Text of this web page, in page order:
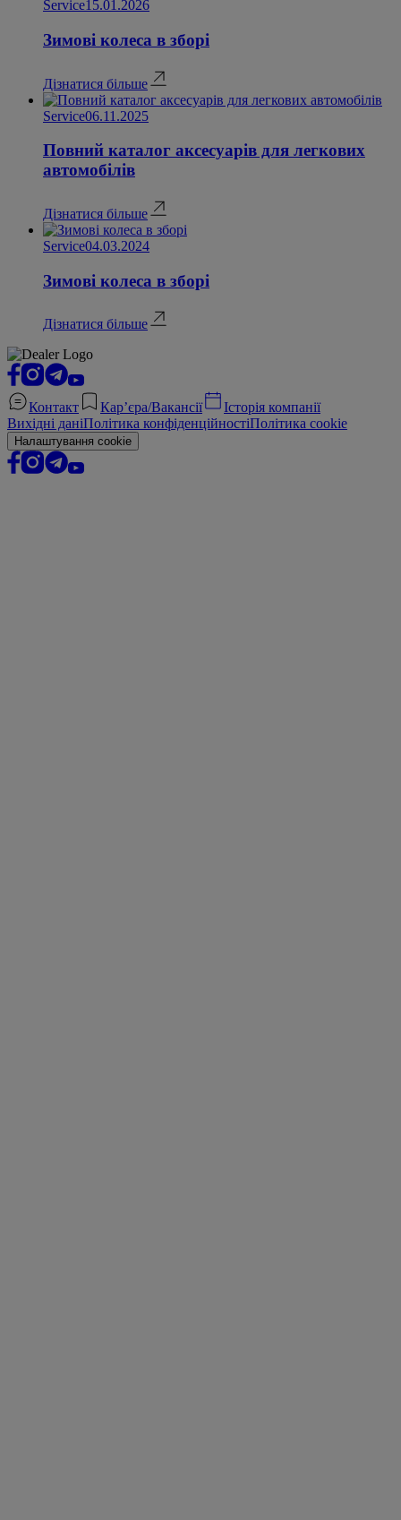
Service15.01.2026
Зимові колеса в зборі
Дізнатися більше
Service06.11.2025
Повний каталог аксесуарів для легкових
автомобілів
Дізнатися більше
Service04.03.2024
Зимові колеса в зборі
Дізнатися більше
Контакт Кар’єра/Вакансії
Історія компанії
Вихідні даніПолітика конфіденційностіПолітика cookie
Налаштування cookie